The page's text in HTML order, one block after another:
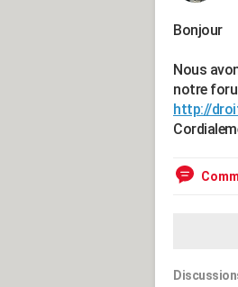
Bonjour
Nous
notre
http://